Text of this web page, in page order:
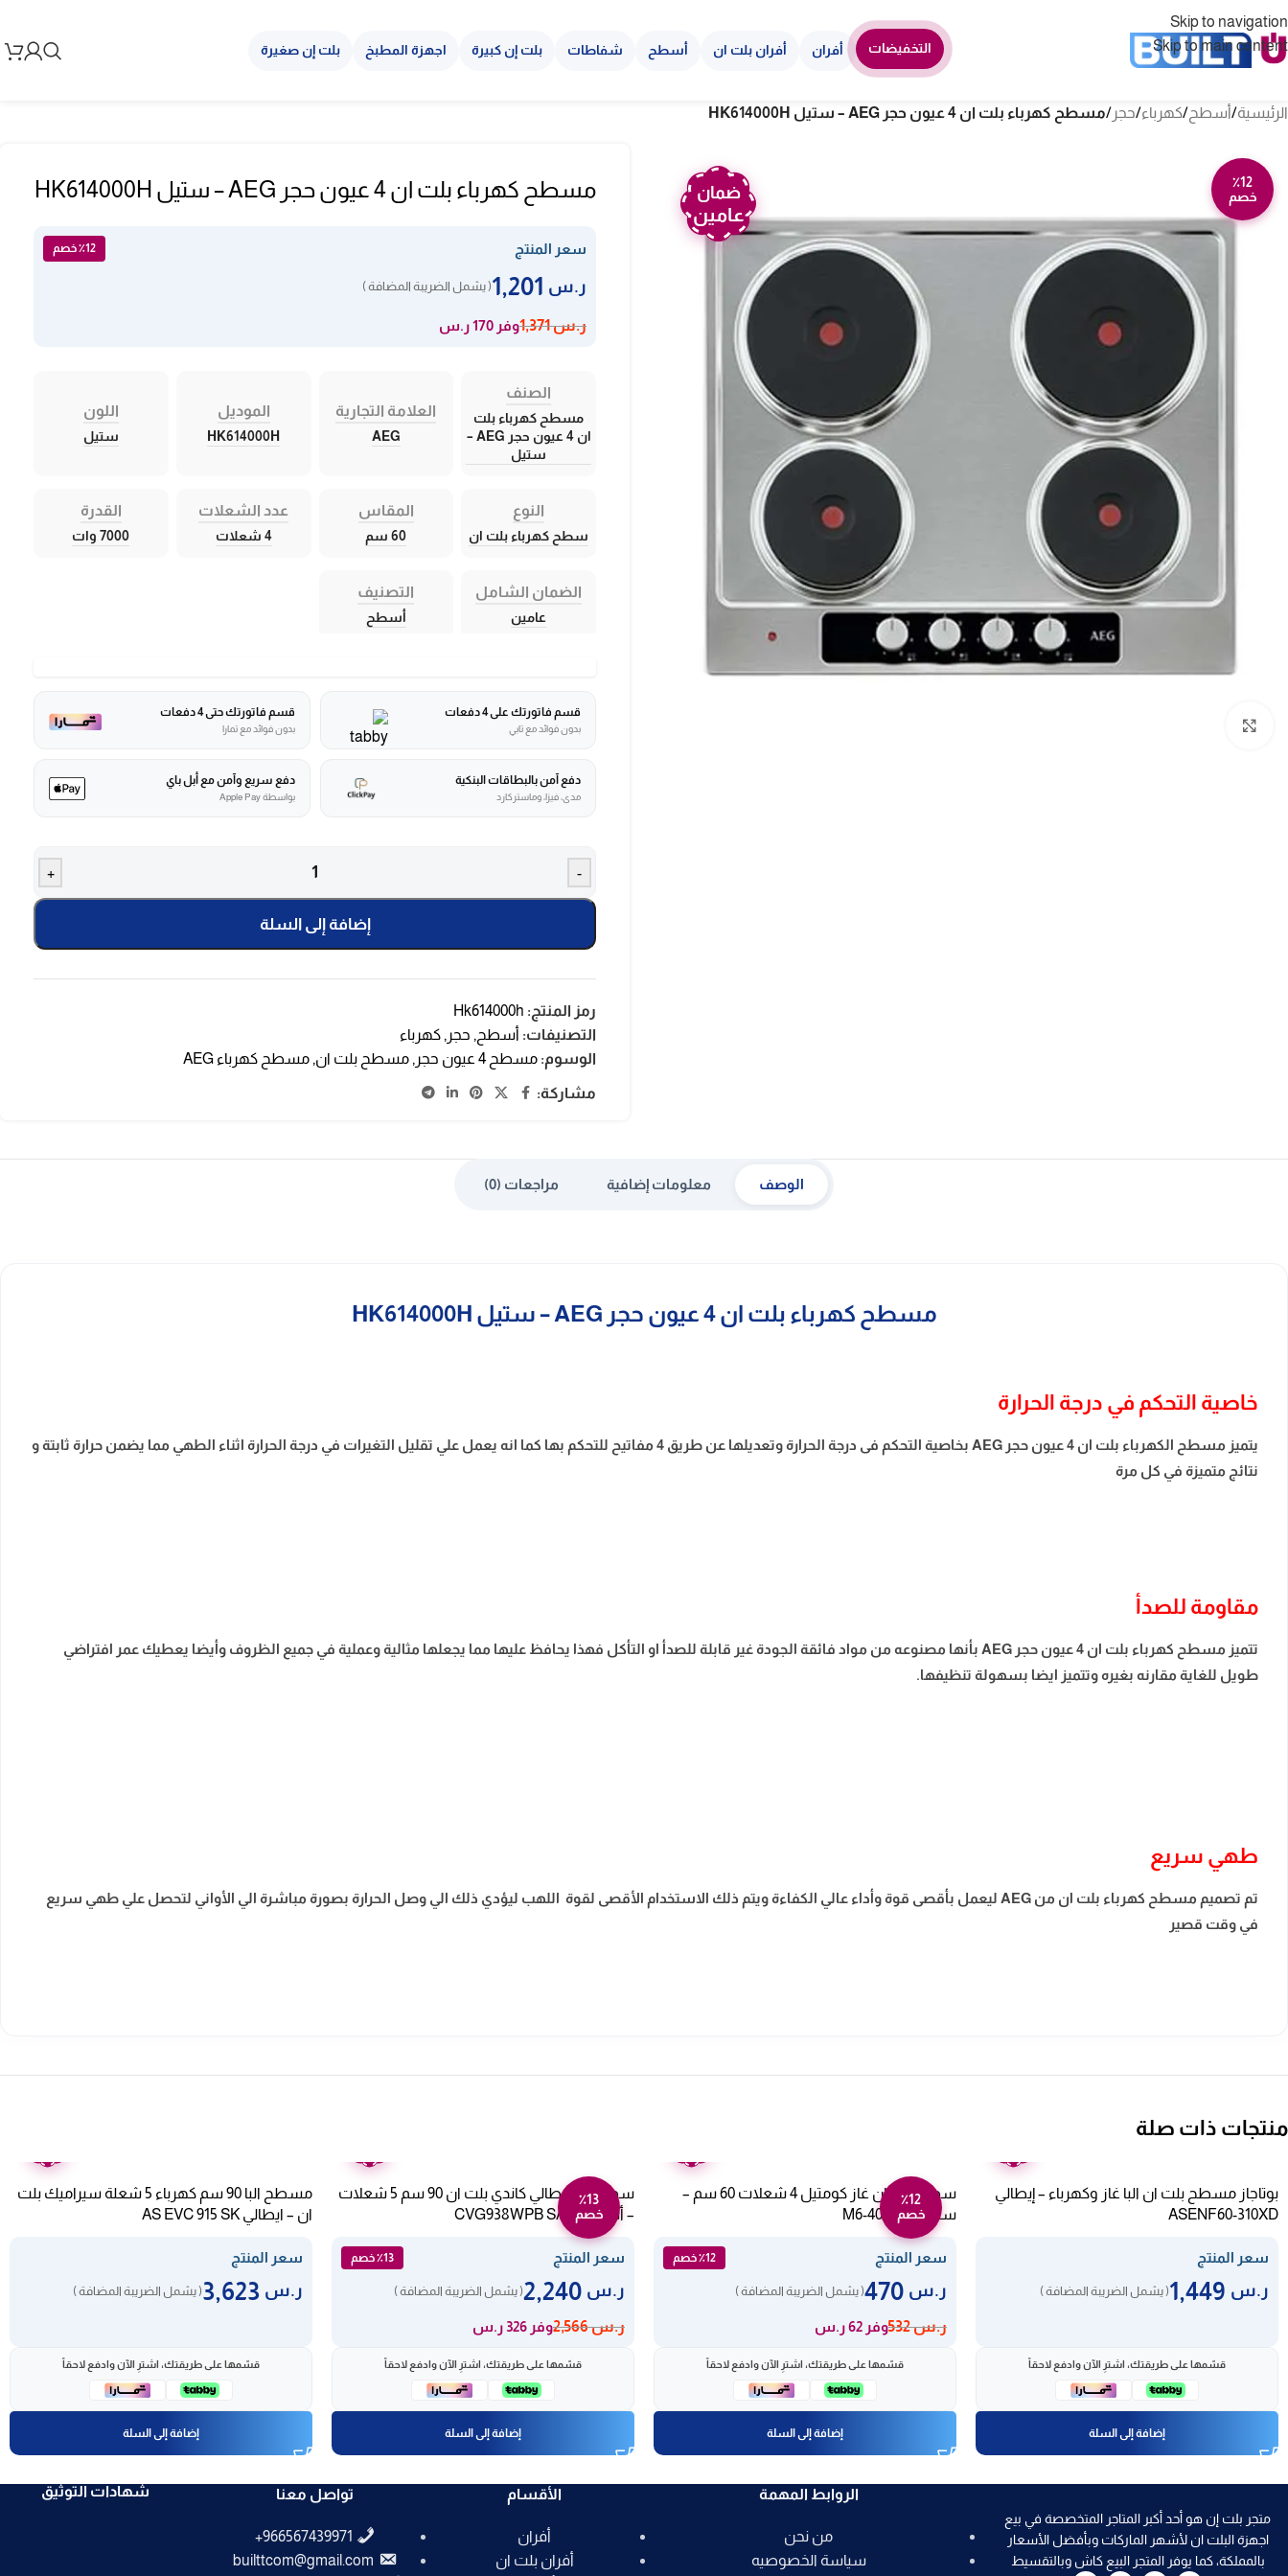
Skip to navigation
Skip to main content
التخفيضات أفران أفران بلت ان أسطح شفاطات بلت إن كبيرة اجهزة المطبخ بلت إن صغيرة
الرئيسية/أسطح/كهرباء/حجر /مسطح كهرباء بلت ان 4 عيون حجر AEG – ستيل HK614000H
٪12
خصم
ضمان
عامين
مسطح كهرباء بلت ان 4 عيون حجر AEG – ستيل HK614000H
سعر المنتج ٪12 خصم
ر.س ( يشمل الضريبة المضافة )
ر.س1,371 وفر 170 ر.س
الصنف
مسطح كهرباء بلت
ان 4 عيون حجر AEG –
ستيل
العلامة التجارية
AEG
الموديل
HK614000H
اللون
ستيل
النوع
سطح كهرباء بلت ان
المقاس
60 سم
عدد الشعلات
4 شعلات
القدرة
7000 وات
الضمان الشامل
عامين
التصنيف
أسطح
قسم فاتورتك على 4 دفعات
بدون فوائد مع تابي
قسم فاتورتك حتى 4 دفعات
بدون فوائد مع تمارا
دفع آمن بالبطاقات البنكية
مدى، فيزا، وماستركارد
دفع سريع وآمن مع أبل باي
بواسطة Apple Pay
-
+
إضافة إلى السلة
رمز المنتج: Hk614000h
التصنيفات: أسطح , حجر , كهرباء
الوسوم: مسطح 4 عيون حجر , مسطح بلت ان, مسطح كهرباء AEG
مشاركة:
الوصف معلومات إضافية مراجعات (0)
مسطح كهرباء بلت ان 4 عيون حجر AEG – ستيل HK614000H
خاصية التحكم في درجة الحرارة
يتميز مسطح الكهرباء بلت ان 4 عيون حجر AEG بخاصية التحكم فى درجة الحرارة وتعديلها عن طريق 4 مفاتيح للتحكم بها كما انه يعمل علي تقليل التغيرات في درجة الحرارة اثناء الطهي مما يضمن حرارة ثابتة و
نتائج متميزة في كل مرة
مقاومة للصدأ
تتميز مسطح كهرباء بلت ان 4 عيون حجر AEG بأنها مصنوعه من مواد فائقة الجودة غير قابلة للصدأ او التأكل فهذا يحافظ عليها مما يجعلها مثالية وعملية في جميع الظروف وأيضا يعطيك عمر افتراضي
طويل للغاية مقارنه بغيره وتتميز ايضا بسهولة تنظيفها.
طهي سريع
تم تصميم مسطح كهرباء بلت ان من AEG ليعمل بأقصى قوة وأداء عالي الكفاءة ويتم ذلك الاستخدام الأقصى لقوة اللهب ليؤدي ذلك الي وصل الحرارة بصورة مباشرة الي الأواني لتحصل علي طهي سريع
في وقت قصير
منتجات ذات صلة
بوتاجاز مسطح بلت ان البا غاز وكهرباء – إيطالي
ASENF60-310XD
سعر المنتج
ر.س ( يشمل الضريبة المضافة )
قسّمها على طريقتك، اشترِ الآن وادفع لاحقاً
إضافة إلى السلة
٪12
خصم
سطح بلت ان غاز كومتيل 4 شعلات 60 سم –
ستيل M6-40BF/S
سعر المنتج ٪12 خصم
ر.س ( يشمل الضريبة المضافة )
ر.س532 وفر 62 ر.س
قسّمها على طريقتك، اشترِ الآن وادفع لاحقاً
إضافة إلى السلة
٪13
خصم
سطح غاز ايطالي كاندي بلت ان 90 سم 5 شعلات
– أسود CVG938WPB SASO
سعر المنتج ٪13 خصم
ر.س ( يشمل الضريبة المضافة )
ر.س2,566 وفر 326 ر.س
قسّمها على طريقتك، اشترِ الآن وادفع لاحقاً
إضافة إلى السلة
مسطح البا 90 سم كهرباء 5 شعلة سيراميك بلت
ان – ايطالي AS EVC 915 SK
سعر المنتج
ر.س ( يشمل الضريبة المضافة )
قسّمها على طريقتك، اشترِ الآن وادفع لاحقاً
إضافة إلى السلة
متجر بلت إن هو أحد أكبر المتاجر المتخصصة في بيع
اجهزة البلت ان لأشهر الماركات وبأفضل الأسعار
بالمملكة، كما يوفر المتجر البيع كاش وبالتقسيط
الروابط المهمة
من نحن
سياسة الخصوصيه
الأقسام
أفران
أفران بلت ان
تواصل معنا
builttcom@gmail.com
شهادات التوثيق